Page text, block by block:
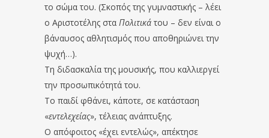
το σώμα του. (Σκοπός της γυμναστικής – λέει
ο Αριστοτέλης στα Πολιτικά του – δεν είναι ο
βάναυσος αθλητισμός που αποθηριώνει την
ψυχή…).
Τη διδασκαλία της μουσικής, που καλλιεργεί
την προσωπικότητά του.
Το παιδί φθάνει, κάποτε, σε κατάσταση
«εντελεχείας», τέλειας ανάπτυξης.
Ο απόφοιτος «έχει εντελώς», απέκτησε